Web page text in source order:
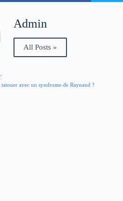
Admin
All Posts »
tatouer avec un syndrome de Raynaud ?